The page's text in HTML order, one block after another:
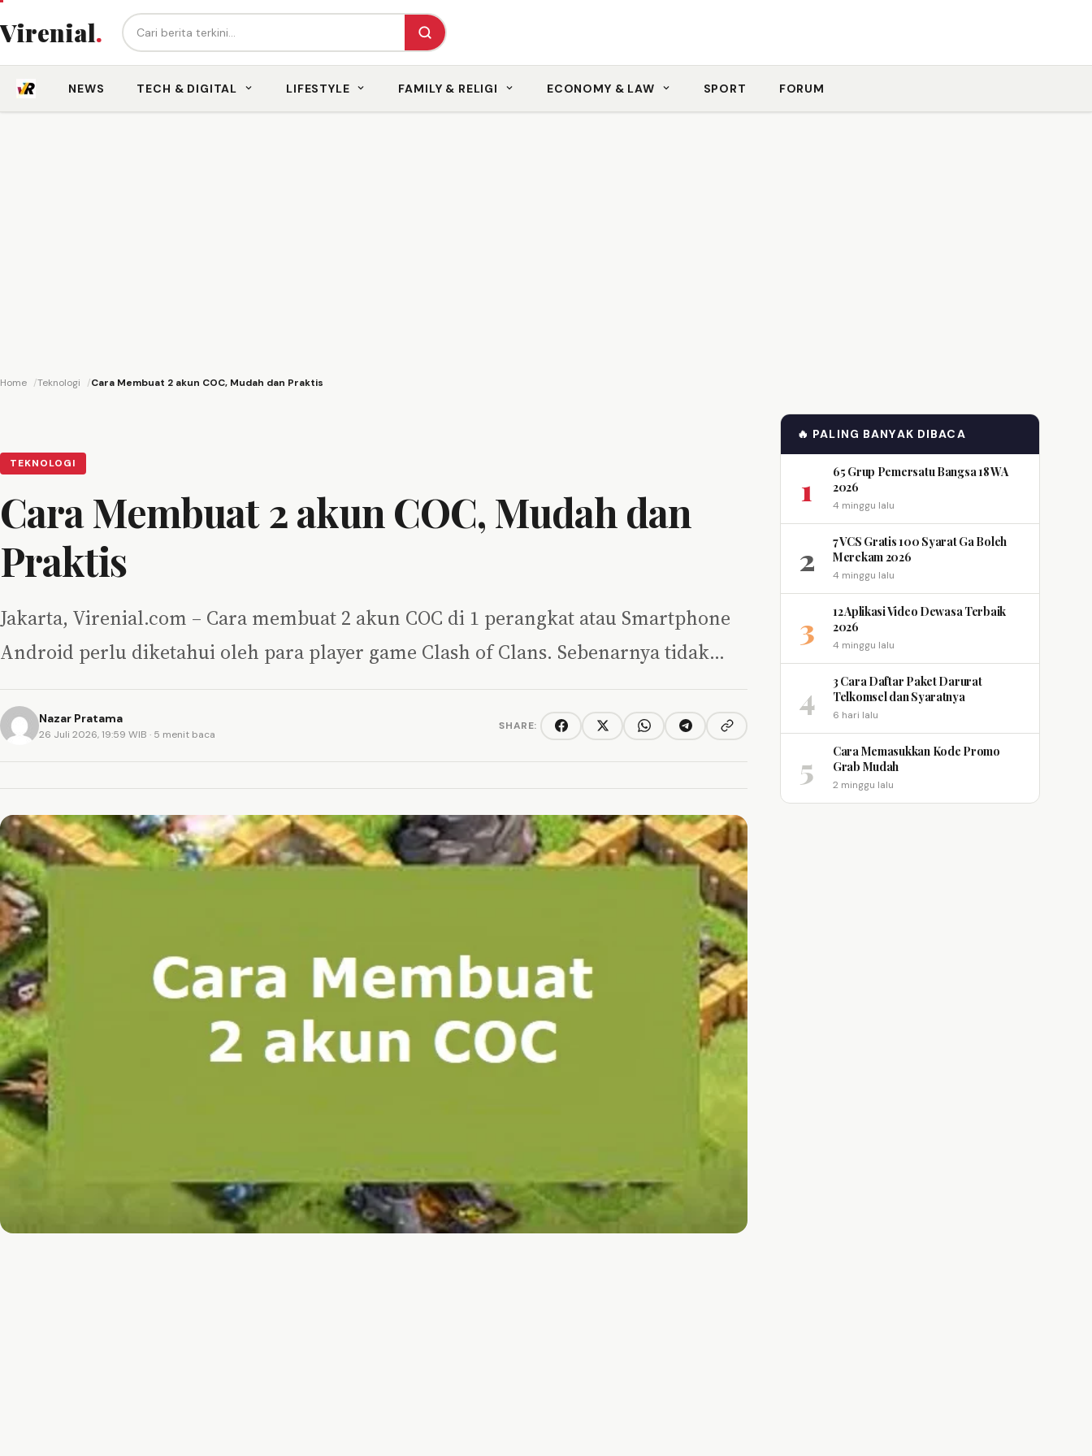
Virenial. Cari berita...
NEWS TECH & DIGITAL LIFESTYLE FAMILY & RELIGI ECONOMY & LAW SPORT FORUM
Home Teknologi Cara Membuat 2 akun COC, Mudah dan Praktis
TEKNOLOGI
Cara Membuat 2 akun COC, Mudah dan
Praktis
Jakarta, Virenial.com – Cara membuat 2 akun COC di 1 perangkat atau Smartphone
Android perlu diketahui oleh para player game Clash of Clans. Sebenarnya tidak…
Nazar Pratama
26 Juli 2026, 19:59 WIB · 5 menit baca
SHARE: FacebookTwitter/XWhatsAppTelegramCopy link
🔥 PALING BANYAK DIBACA
1
65 Grup Pemersatu Bangsa 18 WA
2026
4 minggu lalu
2
7 VCS Gratis 100 Syarat Ga Boleh
Merekam 2026
4 minggu lalu
3
12 Aplikasi Video Dewasa Terbaik
2026
4 minggu lalu
4
3 Cara Daftar Paket Darurat
Telkomsel dan Syaratnya
6 hari lalu
5
Cara Memasukkan Kode Promo
Grab Mudah
2 minggu lalu